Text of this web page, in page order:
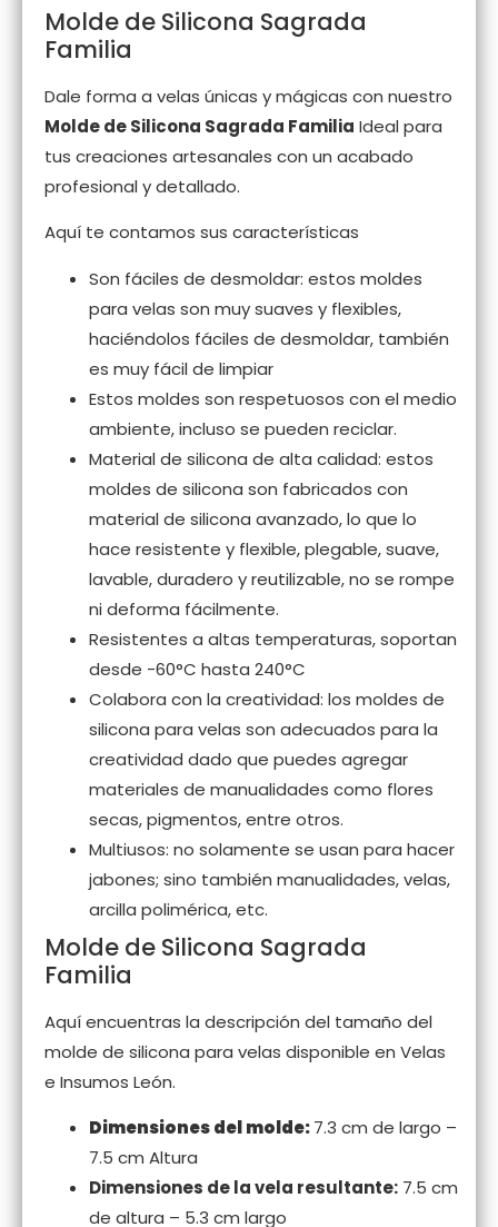
Molde de Silicona Sagrada
Familia
Dale forma a velas únicas y mágicas con nuestro
Molde de Silicona Sagrada Familia Ideal para
tus creaciones artesanales con un acabado
profesional y detallado.
Aquí te contamos sus características
Son fáciles de desmoldar: estos moldes
para velas son muy suaves y flexibles,
haciéndolos fáciles de desmoldar, también
es muy fácil de limpiar
Estos moldes son respetuosos con el medio
ambiente, incluso se pueden reciclar.
Material de silicona de alta calidad: estos
moldes de silicona son fabricados con
material de silicona avanzado, lo que lo
hace resistente y flexible, plegable, suave,
lavable, duradero y reutilizable, no se rompe
ni deforma fácilmente.
Resistentes a altas temperaturas, soportan
desde -60°C hasta 240°C
Colabora con la creatividad: los moldes de
silicona para velas son adecuados para la
creatividad dado que puedes agregar
materiales de manualidades como flores
secas, pigmentos, entre otros.
Multiusos: no solamente se usan para hacer
jabones; sino también manualidades, velas,
arcilla polimérica, etc.
Molde de Silicona Sagrada
Familia
Aquí encuentras la descripción del tamaño del
molde de silicona para velas disponible en Velas
e Insumos León.
Dimensiones del molde:7.3 cm de largo –
7.5 cm Altura
Dimensiones de la vela resultante: 7.5 cm
de altura – 5.3 cm largo